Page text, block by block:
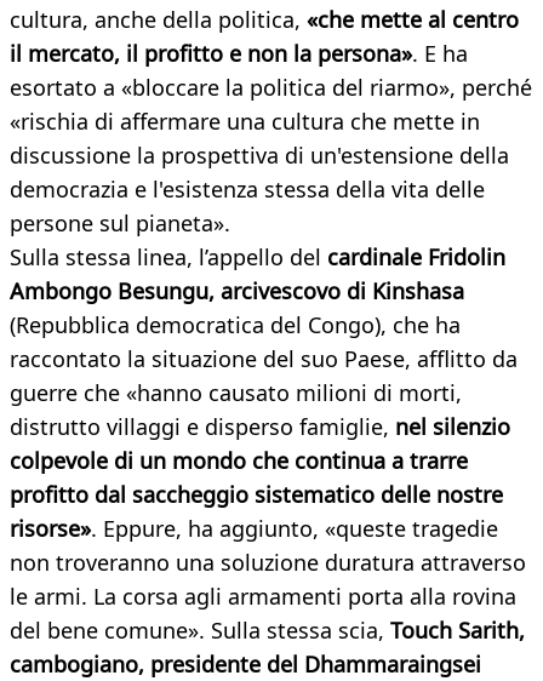
cultura, anche della politica, «che mette al centro
il mercato, il profitto e non la persona». E ha
esortato a «bloccare la politica del riarmo», perché
«rischia di affermare una cultura che mette in
discussione la prospettiva di un'estensione della
democrazia e l'esistenza stessa della vita delle
persone sul pianeta».
Sulla stessa linea, l’appello del cardinale Fridolin
Ambongo Besungu, arcivescovo di Kinshasa
(Repubblica democratica del Congo), che ha
raccontato la situazione del suo Paese, afflitto da
guerre che «hanno causato milioni di morti,
distrutto villaggi e disperso famiglie, nel silenzio
colpevole di un mondo che continua a trarre
profitto dal saccheggio sistematico delle nostre
risorse». Eppure, ha aggiunto, «queste tragedie
non troveranno una soluzione duratura attraverso
le armi. La corsa agli armamenti porta alla rovina
del bene comune». Sulla stessa scia, Touch Sarith,
cambogiano, presidente del Dhammaraingsei